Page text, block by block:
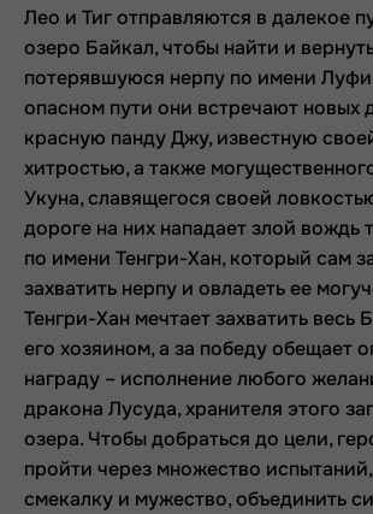
Лео и Тиг отправляются в далекое
озеро Байкал, чтобы найти и
потерявшуюся нерпу по имени
опасном пути они встречают новых
красную панду Джу, известную
хитростью, а также
Укуна, славящегося своей
дороге на них нападает злой вождь
по имени Тенгри-Хан, который сам
захватить нерпу и овладеть ее
Тенгри-Хан мечтает захватить весь
его хозяином, а за победу обещает
награду – исполнение любого
дракона Лусуда, хранителя этого
озера. Чтобы добраться до цели,
пройти через множество
смекалку и мужество, объединить